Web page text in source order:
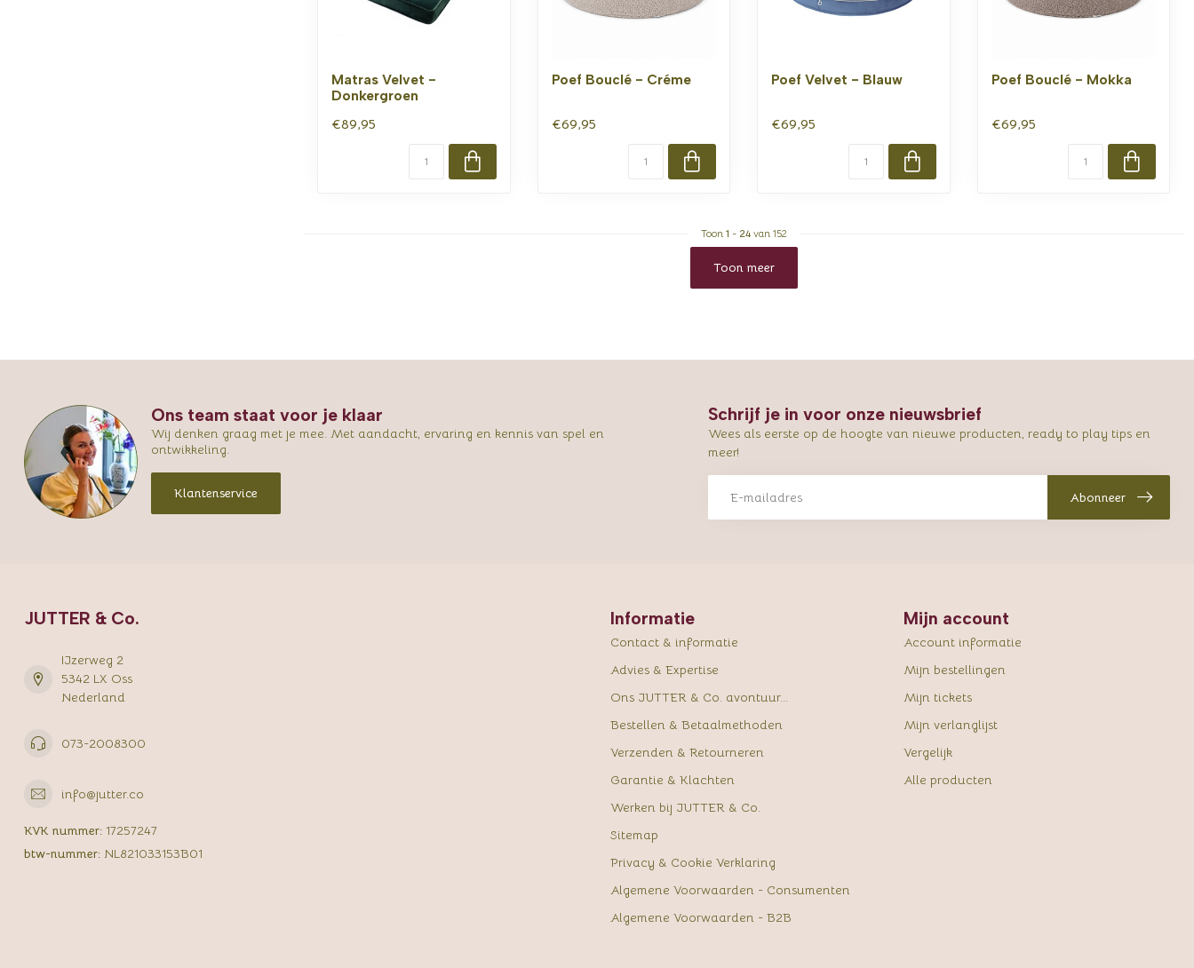
Matras Velvet -
Donkergroen
€89,95
Poef Bouclé - Créme
€69,95
Poef Velvet - Blauw
€69,95
Poef Bouclé - Mokka
€69,95
Toon 1 - 24van 152
Toon meer
Ons team staat voor je klaar
Wij denken graag met je mee. Met aandacht, ervaring en kennis van spel en
ontwikkeling.
Klantenservice
Schrijf je in voor onze nieuwsbrief
Wees als eerste op de hoogte van nieuwe producten, ready to play tips en
meer!
Abonneer
JUTTER & Co.
IJzerweg 2
5342 LX Oss
Nederland
073-2008300
info@jutter.co
KVK nummer: 17257247
btw-nummer: NL821033153B01
Informatie
Contact & informatie
Advies & Expertise
Ons JUTTER & Co. avontuur...
Bestellen & Betaalmethoden
Verzenden & Retourneren
Garantie & Klachten
Werken bij JUTTER & Co.
Sitemap
Privacy & Cookie Verklaring
Algemene Voorwaarden - Consumenten
Algemene Voorwaarden - B2B
Mijn account
Account informatie
Mijn bestellingen
Mijn tickets
Mijn verlanglijst
Vergelijk
Alle producten